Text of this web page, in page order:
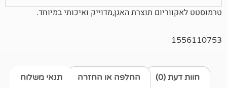
תוצרת האגן,מדוייק ואיכותי במיוחד.
תנאי משלוח החלפה או החזרה